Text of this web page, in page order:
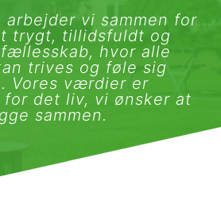
arbejder vi sammen for
trygt, tillidsfuldt og
hvor alle
trives og føle sig
Vores værdier er
for det liv, vi ønsker at
sammen.